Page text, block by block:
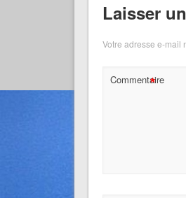
Laisser
Votre adresse e-mail
Commentaire
*